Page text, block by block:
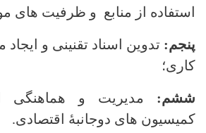
استفاده از منابع و ظرفیت های
پنجم: تدوین اسناد تقنینی و ایجاد
کاری؛
ششم: مدیریت و هماهنگی
کمیسیون های دوجانبۀ اقتصادی.